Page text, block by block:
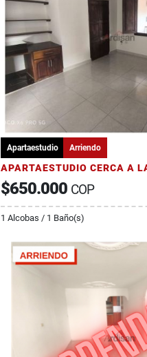
Apartaestudio Arriendo
APARTAESTUDIO CERCA A
$650.000 COP
1 Alcobas / 1 Baño(s)